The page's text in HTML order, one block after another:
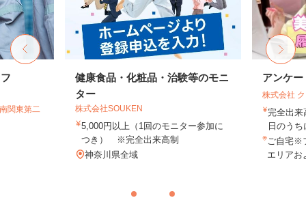
関東第二
健康食品・化粧品・治験等のモニ
ター
株式会社SOUKEN
5,000円以上（1回のモニター参加に
つき） ※完全出来高制
神奈川県全域
アンケ
株式会社
完全出
日のう
ご自宅※
エリアお